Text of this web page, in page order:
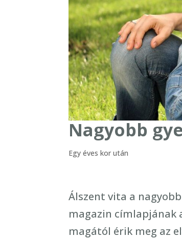
Nagyobb
Egy éves kor után
Álszent vita a
magazin címlapjának
magától érik meg az